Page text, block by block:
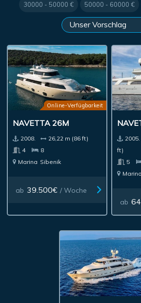
30000 - 50000 € 50000 - 60000 €
Online-Verfügbarkeit
NAVETTA 26M
2008.
26,22 m (86 ft)
4
8
Marina Sibenik
ab 39.500€ / Woche
2005.
ft)
5
Marina
ab